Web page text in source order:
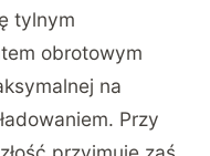
tylnym
obrotowym
na
Przy